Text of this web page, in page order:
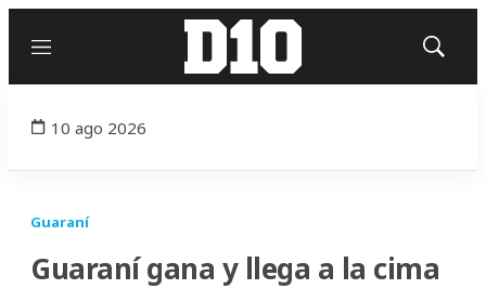
Menú
Mostrar
10 ago 2026
Guaraní
Guaraní gana y llega a la cima